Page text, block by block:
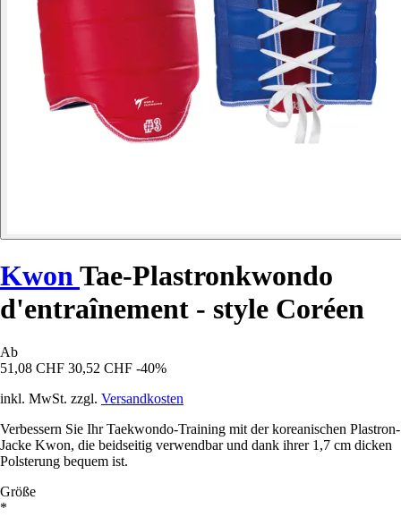
Kwon Tae-Plastronkwondo
d'entraînement - style Coréen
Ab
51,08 CHF 30,52 CHF -40%
inkl. MwSt. zzgl. Versandkosten
Verbessern Sie Ihr Taekwondo-Training mit der koreanischen Plastron-
Jacke Kwon, die beidseitig verwendbar und dank ihrer 1,7 cm dicken
Polsterung bequem ist.
Größe
*